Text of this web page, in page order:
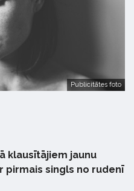
Publicitātes foto
klausītājiem jaunu
pirmais singls no rudenī